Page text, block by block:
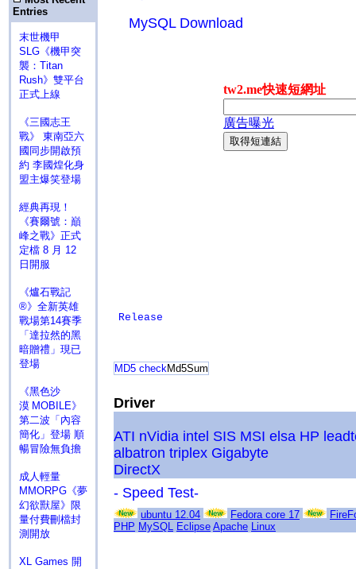
Entries
末世機甲
SLG《機甲突
襲：Titan
Rush》雙平台
正式上線
《三國志王
戰》 東南亞六
國同步開啟預
約 李國煌化身
盟主爆笑登場
經典再現！
《賽爾號：巔
峰之戰》正式
定檔 8 月 12
日開服
《爐石戰記
®》全新英雄
戰場第14賽季
「達拉然的黑
暗贈禮」現已
登場
《黑色沙
漠 MOBILE》
第二波「內容
簡化」登場 順
暢冒險無負擔
成人輕量
MMORPG《夢
幻欲獸屋》限
量付費刪檔封
測開放
XL Games 開
MySQL Download
Release
MD5 checkMd5Sum
Driver
ATI nVidia intel SIS MSI elsa HP
albatron triplex Gigabyte
DirectX
- Speed Test-
ubuntu 12.04 Fedora core 17
PHP MySQL Eclipse Apache Linux